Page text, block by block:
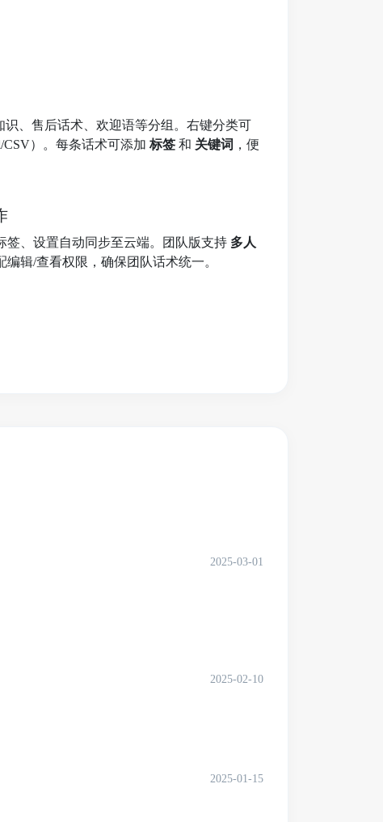
识、售后话术、欢迎语等分组。右键分类可
）。每条话术可添加 标签 和 关键词 ，便
签、设置自动同步至云端。团队版支持 多人
编辑/查看权限，确保团队话术统一。
2025-03-01
2025-02-10
2025-01-15